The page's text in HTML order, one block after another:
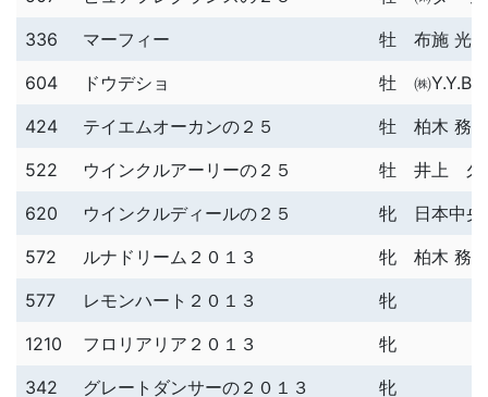
336
マーフィー 牡
布施 光章
604
ドウデショ 牡
㈱
424
テイエムオーカンの２５ 牡
柏木 務
522
ウインクルアーリーの２５ 牡
井上 久
620
ウインクルディールの２５ 牝
日本中
572
ルナドリーム２０１３ 牝
柏木 務
577
レモンハート２０１３
牝
1210
フロリアリア２０１３
牝
342
グレートダンサーの２０１３
牝